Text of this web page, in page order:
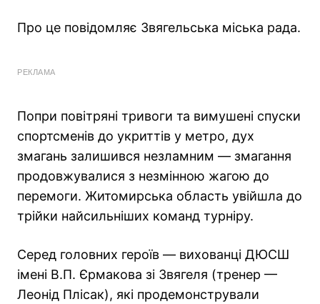
Про це повідомляє Звягельська міська рада.
РЕКЛАМА
Попри повітряні тривоги та вимушені спуски
спортсменів до укриттів у метро, дух
змагань залишився незламним — змагання
продовжувалися з незмінною жагою до
перемоги. Житомирська область увійшла до
трійки найсильніших команд турніру.
Серед головних героїв — вихованці ДЮСШ
імені В.П. Єрмакова зі Звягеля (тренер —
Леонід Плісак), які продемонстрували